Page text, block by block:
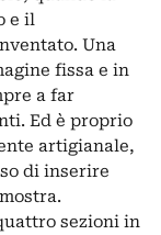
e il
Una
fissa e in
a far
Ed è proprio
artigianale,
di inserire
sezioni in